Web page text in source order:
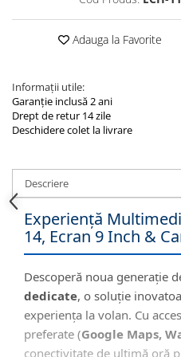
Adauga la Favorite
Informații utile:
Garanție inclusă 2 ani
Drept de retur 14 zile
Deschidere colet la livrare
Descriere
Experiență
14, Ecran 9 Inch &
Descoperă noua generație
dedicate, o soluție
experiența la volan. Cu
preferate (Google Maps,
conectivitate de ultimă oră